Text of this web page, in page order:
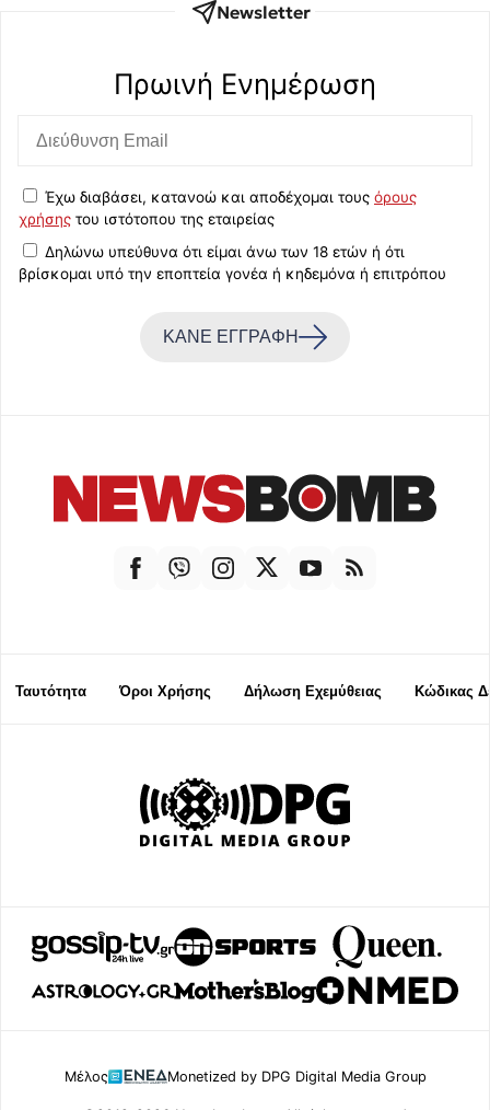
Newsletter
Πρωινή Eνημέρωση
Έχω διαβάσει, κατανοώ και αποδέχομαι τους όρους
χρήσης του ιστότοπου της εταιρείας
Δηλώνω υπεύθυνα ότι είμαι άνω των 18 ετών ή ότι
βρίσκομαι υπό την εποπτεία γονέα ή κηδεμόνα ή επιτρόπου
ΚΑΝΕ ΕΓΓΡΑΦΗ
Ταυτότητα Όροι Χρήσης Δήλωση Εχεμύθειας Κώδικας
Μέλος Monetized by DPG Digital Media Group